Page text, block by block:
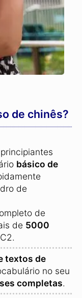
de chinês?
básico de
de
de
de 5000
textos de
no seu
completas.